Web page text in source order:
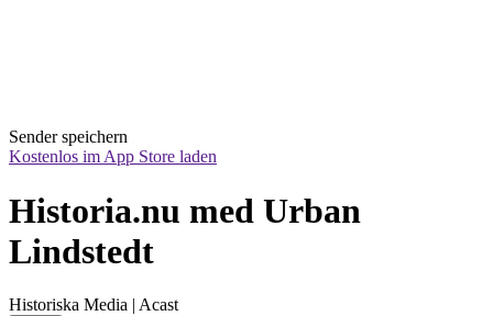
Sender speichern
Kostenlos im App Store laden
Historia.nu med Urban
Lindstedt
Historiska Media | Acast